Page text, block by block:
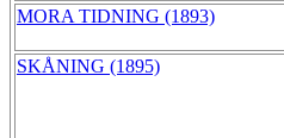
MORA TIDNING (1893)
SKÅNING (1895)